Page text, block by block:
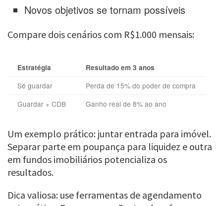
Novos objetivos se tornam possíveis
Compare dois cenários com R$1.000 mensais:
Estratégia Resultado em 3 anos
Só guardar
Perda de 15% do poder de compra
Guardar + CDB
Ganho real de 8% ao ano
Um exemplo prático: juntar entrada para imóvel.
Separar parte em poupança para liquidez e outra
em fundos imobiliários potencializa os
resultados.
Dica valiosa: use ferramentas de agendamento